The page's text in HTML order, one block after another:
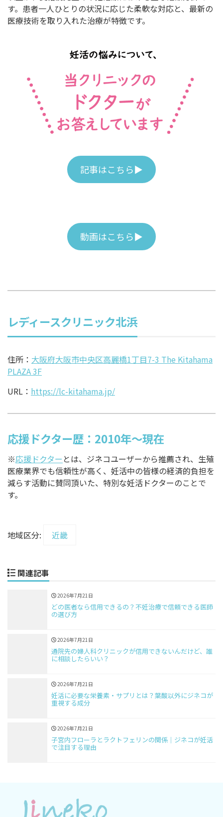
す。患者一人ひとりの状況に応じた柔軟な対応と、最新の
医療技術を取り入れた治療が特徴です。
記事はこちら▶
動画はこちら▶
レディースクリニック北浜
住所： 大阪府大阪市中央区高麗橋1丁目7-3 The Kitahama
PLAZA 3F
URL： https://lc-kitahama.jp/
応援ドクター歴：2010年～現在
※応援ドクター とは、ジネコユーザーから推薦され、生殖
医療業界でも信頼性が高く、妊活中の皆様の経済的負担を
減らす活動に賛同頂いた、特別な妊活ドクターのことで
す。
地域区分: 近畿
関連記事
2026年7月21日
どの医者なら信用できるの？不妊治療で信頼できる医師
の選び方
2026年7月21日
通院先の婦人科クリニックが信用できないんだけど、誰
に相談したらいい？
2026年7月21日
妊活に必要な栄養素・サプリとは？葉酸以外にジネコが
重視する成分
2026年7月21日
子宮内フローラとラクトフェリンの関係｜ジネコが妊活
で注目する理由